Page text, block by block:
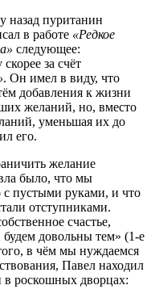
назад пуританин
в работе «Редкое
следующее:
за счёт
. Он имел в виду, что
добавления к жизни
желаний, но, вместо
уменьшая их до
его.
желание
было, что мы
с пустыми руками, и что
отступниками.
счастье,
довольны тем» (1-е
в чём мы нуждаемся
Павел находил
в роскошных дворцах: